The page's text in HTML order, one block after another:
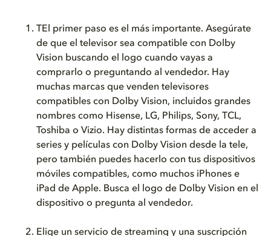
El primer paso es el más importante. Asegúrate
de que el televisor sea compatible con Dolby
Vision buscando el logo cuando vayas a
comprarlo o preguntando al vendedor. Hay
muchas marcas que venden televisores
compatibles con Dolby Vision, incluidos grandes
nombres como Hisense, LG, Philips, Sony, TCL,
Toshiba o Vizio. Hay distintas formas de acceder a
series y películas con Dolby Vision desde la tele,
pero también puedes hacerlo con tus dispositivos
móviles compatibles, como muchos iPhones e
iPad de Apple. Busca el logo de Dolby Vision en el
dispositivo o pregunta al vendedor.
Elige un servicio de streaming y una suscripción